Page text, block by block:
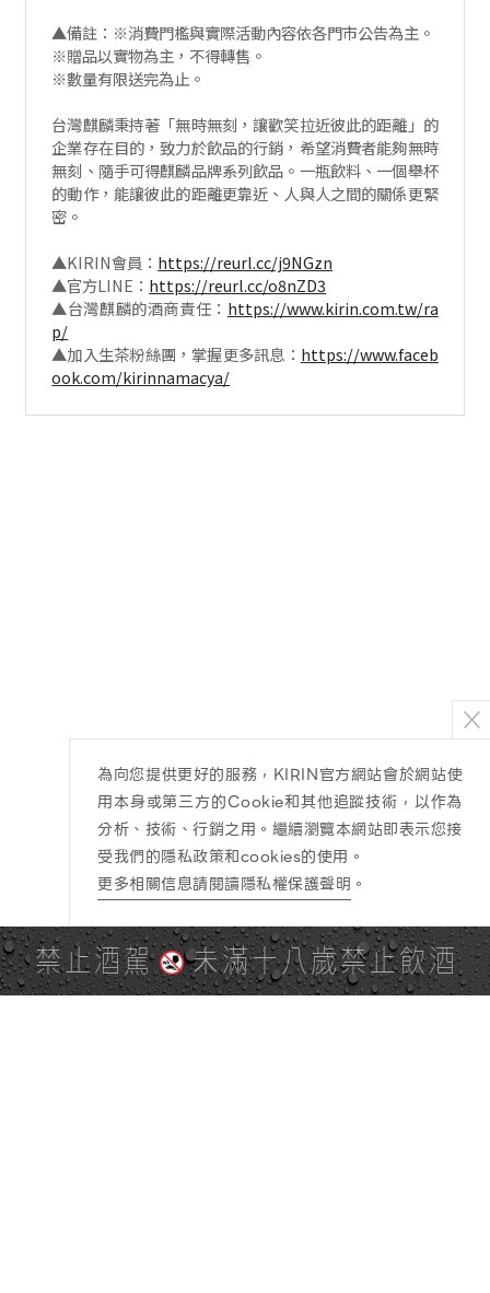
▲備註：※消費門檻與實際活動內容依各門市公告為主。
※贈品以實物為主，不得轉售。
※數量有限送完為止。
台灣麒麟秉持著「無時無刻，讓歡笑拉近彼此的距離」的
企業存在目的，致力於飲品的行銷，希望消費者能夠無時
無刻、隨手可得麒麟品牌系列飲品。一瓶飲料、一個舉杯
的動作，能讓彼此的距離更靠近、人與人之間的關係更緊
密。
▲KIRIN會員： https://reurl.cc/j9NGzn
▲官方LINE： https://reurl.cc/o8nZD3
▲台灣麒麟的酒商責任： https://www.kirin.com.tw/ra
p/
▲加入生茶粉絲團，掌握更多訊息： https://www.faceb
ook.com/kirinnamacya/
禁止酒駕 未滿十八歲禁止飲酒
為向您提供更好的服務，KIRIN官方網站會於網站使
用本身或第三方的Cookie和其他追蹤技術，以作為
分析、技術、行銷之用。繼續瀏覽本網站即表示您接
受我們的隱私政策和cookies的使用。
更多相關信息請閱讀隱私權保護聲明 。
PAGE TOP